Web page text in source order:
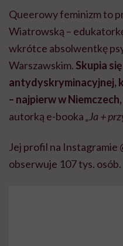
Queerowy feminizm to
Wiatrowską –
wkrótce absolwentkę
Warszawskim. Skupia
antydyskryminacyjnej,
– najpierw w
autorką e-booka„Ja +
Jej profil na
obserwuje 107 tys. osób.